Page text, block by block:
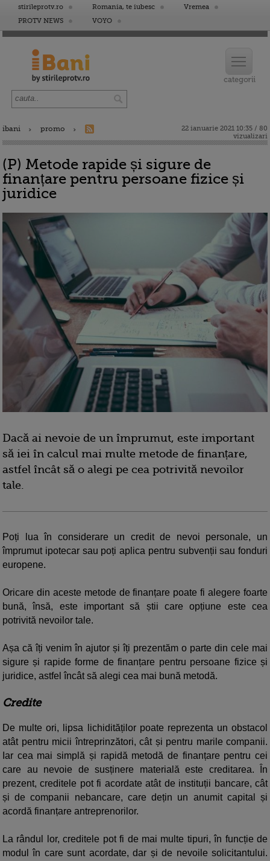
stirileprotv.ro Romania, te iubesc
Vremea
PROTV NEWS
VOYO
ibani promo
22 ianuarie 2021 10:35 / 80
vizualizari
(P) Metode rapide și sigure de
finanțare pentru persoane fizice și
juridice
Dacă ai nevoie de un împrumut, este important
să iei în calcul mai multe metode de finanțare,
astfel încât să o alegi pe cea potrivită nevoilor
tale.
Poți lua în considerare un credit de nevoi personale, un
împrumut ipotecar sau poți aplica pentru subvenții sau fonduri
europene.
Oricare din aceste metode de finanțare poate fi alegere foarte
bună, însă, este important să știi care opțiune este cea
potrivită nevoilor tale.
Așa că îți venim în ajutor și îți prezentăm o parte din cele mai
sigure și rapide forme de finanțare pentru persoane fizice și
juridice, astfel încât să alegi cea mai bună metodă.
Credite
De multe ori, lipsa lichidităților poate reprezenta un obstacol
atât pentru micii întreprinzători, cât și pentru marile companii.
Iar cea mai simplă și rapidă metodă de finanțare pentru cei
care au nevoie de susținere materială este creditarea. În
prezent, creditele pot fi acordate atât de instituții bancare, cât
și de companii nebancare, care dețin un anumit capital și
acordă finanțare antreprenorilor.
La rândul lor, creditele pot fi de mai multe tipuri, în funcție de
modul în care sunt acordate, dar și de nevoile solicitantului.